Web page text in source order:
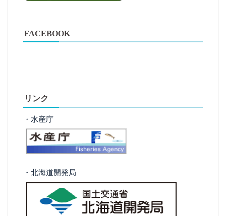
FACEBOOK
リンク
・水産庁
・北海道開発局